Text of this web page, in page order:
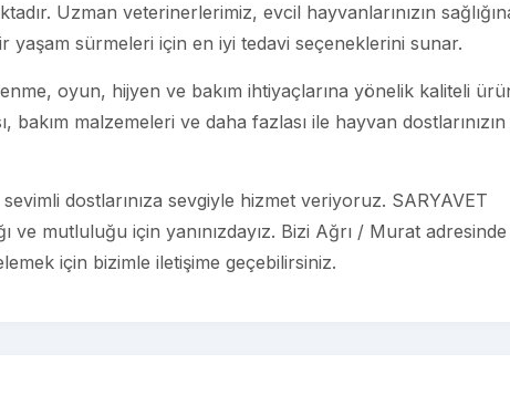
Uzman veterinerlerimiz, evcil hayvanlarınızın
yaşam sürmeleri için en iyi tedavi seçeneklerini sunar.
oyun, hijyen ve bakım ihtiyaçlarına yönelik kaliteli
malzemeleri ve daha fazlası ile hayvan dostlarınızın
dostlarınıza sevgiyle hizmet veriyoruz. SARYAVET
ve mutluluğu için yanınızdayız. Bizi Ağrı / Murat adresinde
için bizimle iletişime geçebilirsiniz.